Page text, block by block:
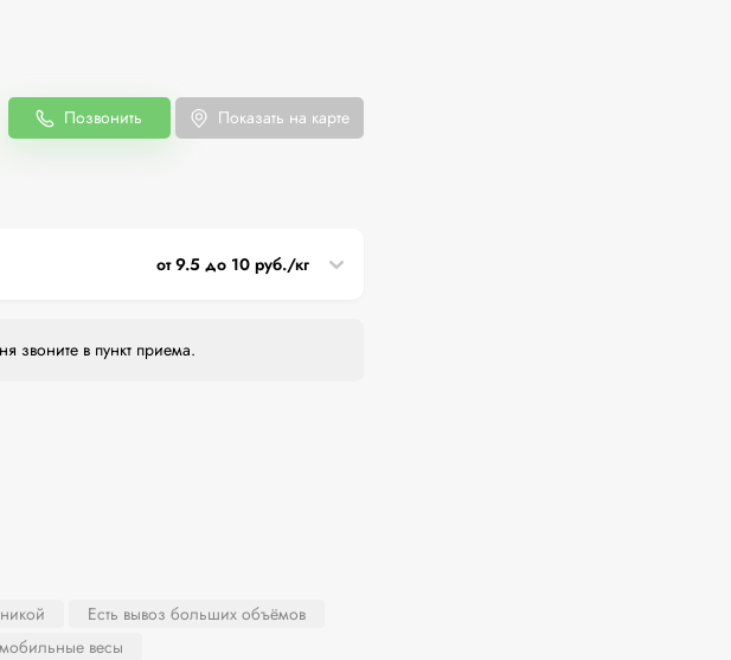
Позвонить Показать на карте
от 9.5 до 10 руб./кг
звоните в пункт приема.
Есть вывоз больших объёмов
весы